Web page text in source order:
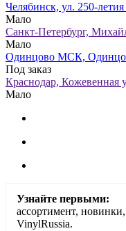
Челябинск, ул. 250-
Мало
Санкт-Петербург,
Мало
Одинцово МСК,
Под заказ
Краснодар, Кожевенная
Мало
Узнайте первыми:
ассортимент,
VinylRussia.